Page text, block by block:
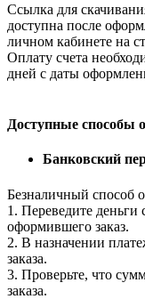
Ссылка для
доступна после
личном кабинете на
Оплату счета
дней с даты
Доступные способы
Банковский
Безналичный способ
1. Переведите деньги
оформившего заказ.
2. В назначении
заказа.
3. Проверьте, что
заказа.